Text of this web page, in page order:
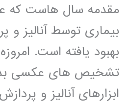
مقدمه سال هاست که
بیماری توسط آنالیز
بهبود یافته است.
تشخیص های عکسی
ابزارهای آنالیز و